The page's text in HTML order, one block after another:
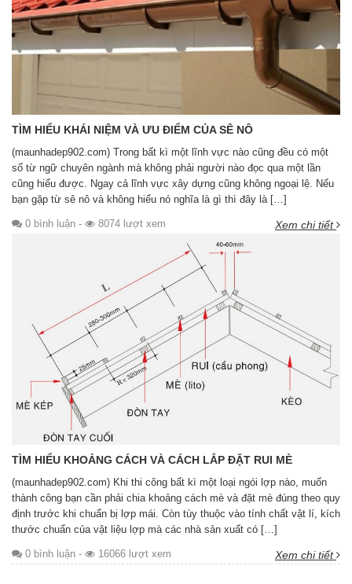
TÌM HIỂU KHÁI NIỆM VÀ ƯU ĐIỂM CỦA SÊ NÔ
(maunhadep902.com) Trong bất kì một lĩnh vực nào cũng đều có một
số từ ngữ chuyên ngành mà không phải người nào đọc qua một lần
cũng hiểu được. Ngay cả lĩnh vực xây dựng cũng không ngoại lệ. Nếu
bạn gặp từ sê nô và không hiểu nó nghĩa là gì thì đây là […]
0 bình luận - 8074 lượt xem Xem chi tiết
TÌM HIỂU KHOẢNG CÁCH VÀ CÁCH LẮP ĐẶT RUI MÈ
(maunhadep902.com) Khi thi công bất kì một loại ngói lợp nào, muốn
thành công bạn cần phải chia khoảng cách mè và đặt mè đúng theo quy
định trước khi chuẩn bị lợp mái. Còn tùy thuộc vào tính chất vật lí, kích
thước chuẩn của vật liệu lợp mà các nhà sản xuất có […]
0 bình luận - 16066 lượt xem Xem chi tiết